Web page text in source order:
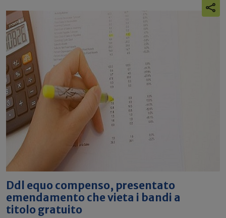
Ddl equo compenso, presentato
emendamento che vieta i bandi a
titolo gratuito